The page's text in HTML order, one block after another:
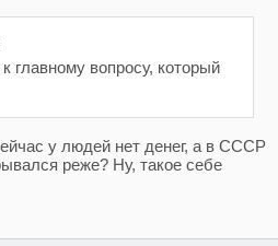
главному вопросу, который
у людей нет денег, а в СССР
реже? Ну, такое себе